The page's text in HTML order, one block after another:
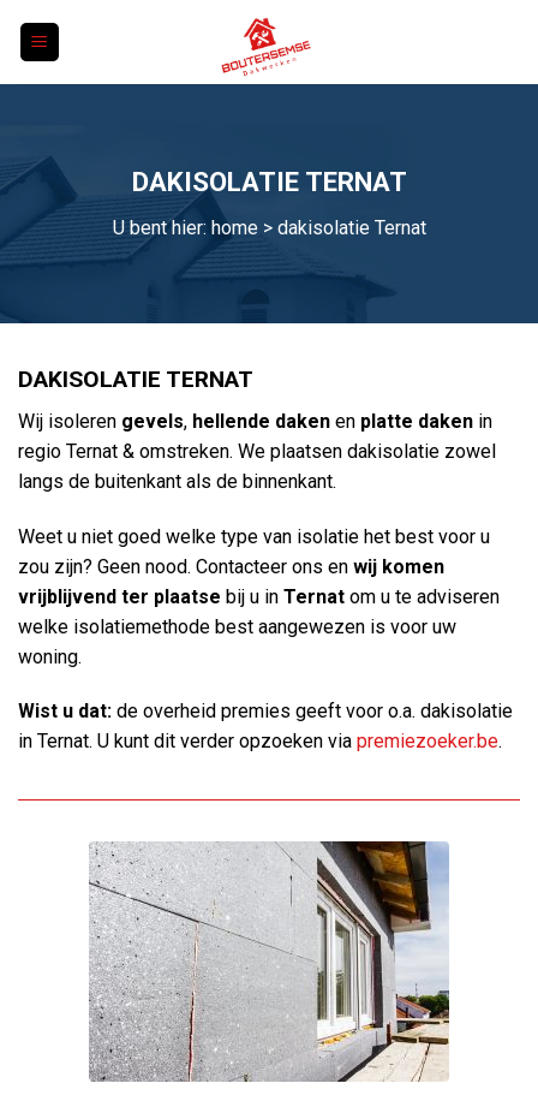
DAKISOLATIE TERNAT
U bent hier: home> dakisolatie Ternat
DAKISOLATIE TERNAT
Wij isoleren gevels, hellende daken en platte daken in
regio Ternat & omstreken. We plaatsen dakisolatie zowel
langs de buitenkant als de binnenkant.
Weet u niet goed welke type van isolatie het best voor u
zou zijn? Geen nood. Contacteer ons en wij komen
vrijblijvend ter plaatse bij u in Ternat om u te adviseren
welke isolatiemethode best aangewezen is voor uw
woning.
Wist u dat: de overheid premies geeft voor o.a. dakisolatie
in Ternat. U kunt dit verder opzoeken via premiezoeker.be.